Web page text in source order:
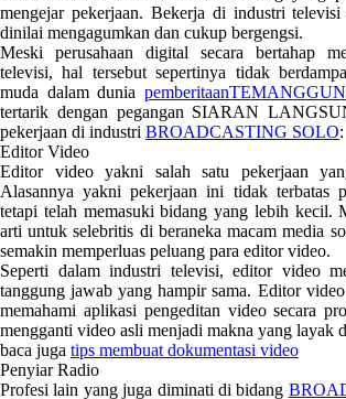
mengejar pekerjaan. Bekerja di industri
dinilai mengagumkan dan cukup bergengsi.
Meski perusahaan digital secara bertahap
televisi, hal tersebut sepertinya tidak
muda dalam dunia
tertarik dengan pegangan SIARAN
pekerjaan di industri BROADCASTING SOLO:
Editor Video
Editor video yakni salah satu pekerjaan
Alasannya yakni pekerjaan ini tidak terbatas
tetapi telah memasuki bidang yang lebih kecil.
arti untuk selebritis di beraneka macam media
semakin memperluas peluang para editor video.
Seperti dalam industri televisi, editor video
tanggung jawab yang hampir sama. Editor
memahami aplikasi pengeditan video secara
mengganti video asli menjadi makna yang layak
baca juga tips membuat dokumentasi video
Penyiar Radio
Profesi lain yang juga diminati di bidang